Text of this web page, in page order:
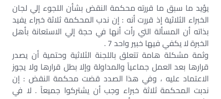
يؤيد ما سبق ما قررته محكمة النقض بشأن اللجوء إلي لجان
الخبراء الثلاثية إذ قررت أنه : إن ندب المحكمة ثلاثة خبراء يفيد
بذاته أن المسألة التي رأت أنها في حجة إلي الاستعانة بأهل
الخبرة لا يكفي فيها خبير واحد 7 .
وثمة مشكلة هامة تتعلق باللجنة الثلاثية وحتمية أن يصدر
قرارها بعد العمل جماعياً والمداولة وإلا بطل قرارها ولا يجوز
الاعتماد عليه ، وفي هذا الصدد قضت محكمة النقض : إن
ندبت المحكمة ثلاثة خبراء وجب أن يشتركوا جميعاً . لا في